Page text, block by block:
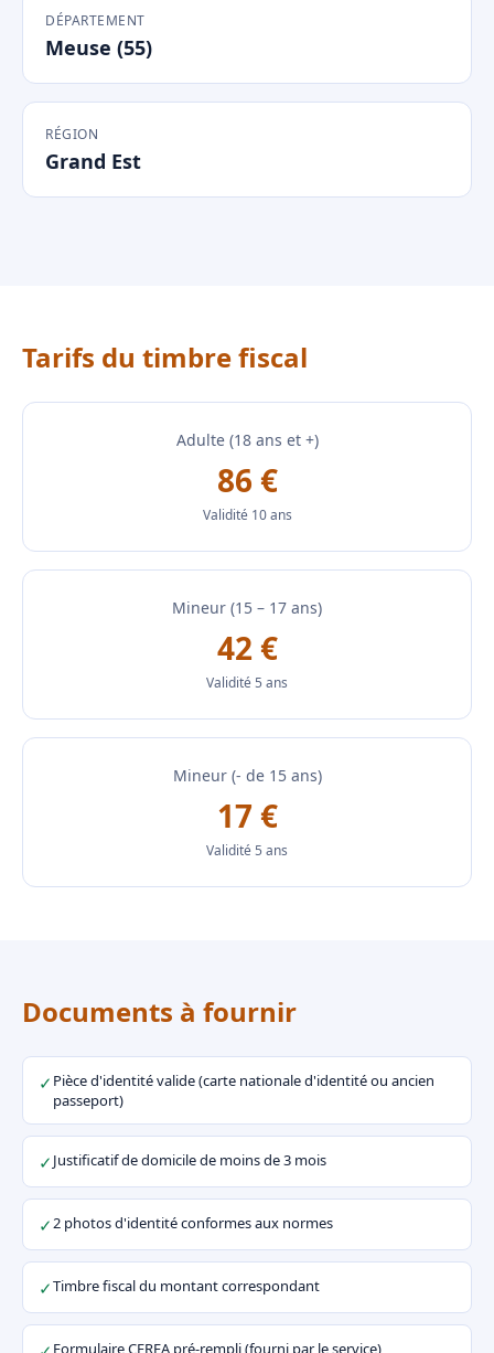
DÉPARTEMENT
Meuse (55)
RÉGION
Grand Est
Tarifs du timbre fiscal
Adulte (18 ans et +)
86 €
Validité 10 ans
Mineur (15 – 17 ans)
42 €
Validité 5 ans
Mineur (- de 15 ans)
17 €
Validité 5 ans
Documents à fournir
✓ Pièce d'identité valide (carte nationale d'identité ou ancien
passeport)
✓Justificatif de domicile de moins de 3 mois
✓2 photos d'identité conformes aux normes
✓Timbre fiscal du montant correspondant
Formulaire CERFA pré-rempli (fourni par le service)